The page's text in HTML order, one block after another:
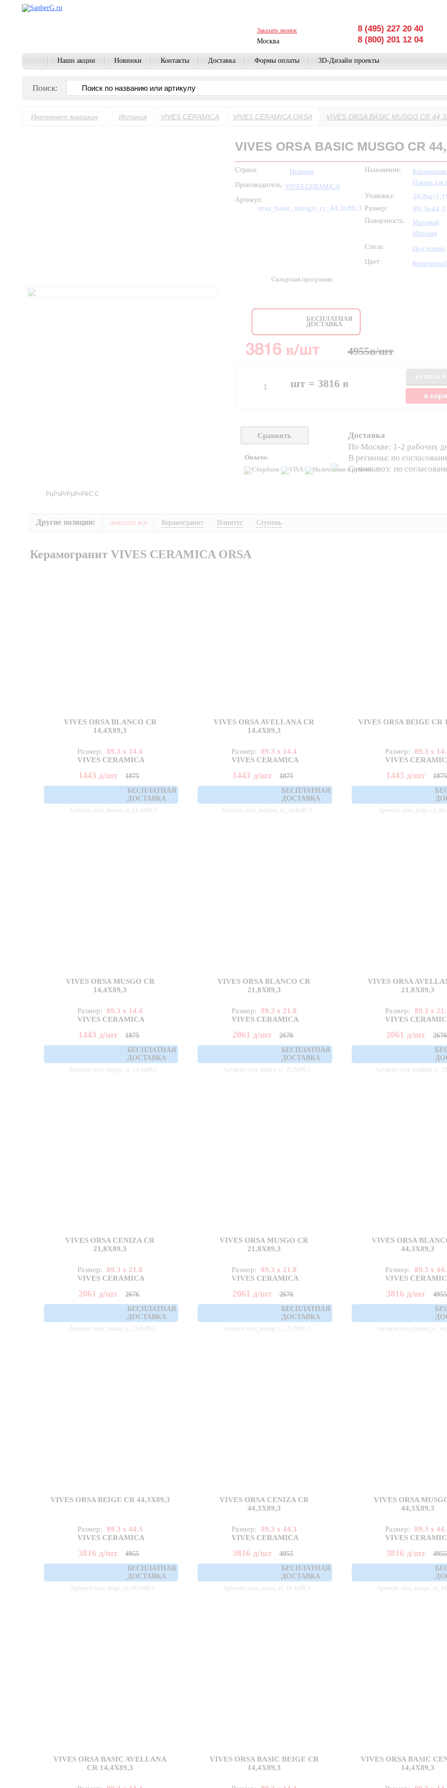
Заказать звонок
Москва
8 (495) 227 20 40
8 (800) 201 12 04
Наши акции Новинки Контакты Доставка Формы оплаты 3D-Дизайн проекты
Поиск:
Интернет магазин Испания VIVES CERAMICA VIVES CERAMICA ORSA VIVES ORSA BASIC MUSGO CR
VIVES ORSA BASIC MUSGO CR
Страна:
Испания
Производитель: VIVES CERAMICA
Артикул:
orsa_basic_musgo_cr_44,3x89,3
Назначение:
Плитка для
Упаковка:
26,8кг/
Размер: 89.3x44.3
Поверхность:
Матовый
Матовая
Стиль:
Под дерево
Цвет:
Коричневый
Складская программа
БЕСПЛАТНАЯ
ДОСТАВКА
3816 в/шт 4955в/шт
шт = 3816в
купить
в
Сравнить
Оплата:
Доставка
По Москве: 1-2 рабочих
В регионы: по
Самовывоз: по
Другие позиции: показать все Керамогранит Плинтус Ступень
Керамогранит VIVES CERAMICA ORSA
VIVES ORSA BLANCO CR
14,4X89,3
Размер:
89.3 x 14.4
VIVES CERAMICA
1443 д/шт
1875
БЕСПЛАТНАЯ
ДОСТАВКА
Артикул: orsa_blanco_cr_14,4x89,3
VIVES ORSA AVELLANA CR
14,4X89,3
Размер:
89.3 x 14.4
VIVES CERAMICA
1443 д/шт
1875
БЕСПЛАТНАЯ
ДОСТАВКА
Артикул: orsa_avellana_cr_14,4x89,3
VIVES ORSA BEIGE CR
Размер:
89.3 x
VIVES
1443 д/шт
1875
Артикул:
VIVES ORSA MUSGO CR
14,4X89,3
Размер:
89.3 x 14.4
VIVES CERAMICA
1443 д/шт
1875
БЕСПЛАТНАЯ
ДОСТАВКА
Артикул: orsa_musgo_cr_14,4x89,3
VIVES ORSA BLANCO CR
21,8X89,3
Размер:
89.3 x 21.8
VIVES CERAMICA
2061 д/шт
2676
БЕСПЛАТНАЯ
ДОСТАВКА
Артикул: orsa_blanco_cr_21,8x89,3
VIVES ORSA
21,8X89,3
Размер:
89.3 x
VIVES
2061 д/шт
2676
Артикул:
VIVES ORSA CENIZA CR
21,8X89,3
Размер:
89.3 x 21.8
VIVES CERAMICA
2061д/шт
2676
БЕСПЛАТНАЯ
ДОСТАВКА
Артикул: orsa_ceniza_cr_21,8x89,3
VIVES ORSA MUSGO CR
21,8X89,3
Размер:
89.3 x 21.8
VIVES CERAMICA
2061 д/шт
2676
БЕСПЛАТНАЯ
ДОСТАВКА
Артикул: orsa_musgo_cr_21,8x89,3
VIVES ORSA
44,3X89,3
Размер:
89.3 x
VIVES
3816д/шт
4955
Артикул:
VIVES ORSA BEIGE CR 44,3X89,3
Размер:
89.3 x 44.3
VIVES CERAMICA
3816д/шт
4955
БЕСПЛАТНАЯ
ДОСТАВКА
Артикул: orsa_beige_cr_44,3x89,3
VIVES ORSA CENIZA CR
44,3X89,3
Размер:
89.3 x 44.3
VIVES CERAMICA
3816 д/шт
4955
БЕСПЛАТНАЯ
ДОСТАВКА
Артикул: orsa_ceniza_cr_44,3x89,3
VIVES ORSA
44,3X89,3
Размер:
89.3 x
VIVES
3816д/шт
4955
Артикул:
VIVES ORSA BASIC AVELLANA
CR 14,4X89,3
VIVES ORSA BASIC BEIGE CR
14,4X89,3
VIVES ORSA BASIC
14,4X89,3